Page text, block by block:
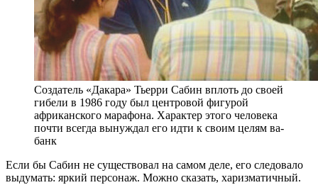
Создатель «Дакара» Тьерри Сабин вплоть до своей
гибели в 1986 году был центровой фигурой
африканского марафона. Характер этого человека
почти всегда вынуждал его идти к своим целям ва-
банк
Если бы Сабин не существовал на самом деле, его следовало
выдумать: яркий персонаж. Можно сказать, харизматичный.